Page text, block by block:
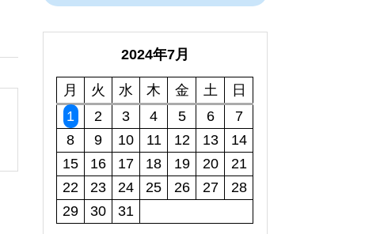
2024年7月
月 火 水 木 金 土
日
1
2 3 4 5 6
7
8
9 10 11 12 13
14
15
16 17 18 19 20
21
22
23 24 25 26 27
28
29
30 31